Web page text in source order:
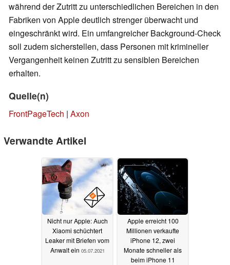
während der Zutritt zu unterschiedlichen Bereichen in den
Fabriken von Apple deutlich strenger überwacht und
eingeschränkt wird. Ein umfangreicher Background-Check
soll zudem sicherstellen, dass Personen mit krimineller
Vergangenheit keinen Zutritt zu sensiblen Bereichen
erhalten.
Quelle(n)
FrontPageTech | Axon
Verwandte Artikel
Nicht nur Apple: Auch
Xiaomi schüchtert
Leaker mit Briefen vom
Anwalt ein 05.07.2021
Apple erreicht 100
Millionen verkaufte
iPhone 12, zwei
Monate schneller als
beim iPhone 11